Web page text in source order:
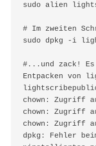
sudo alien
# Im zweiten
sudo dpkg -i
#...und zack! Es
Entpacken von
chown: Zugriff
chown: Zugriff
chown: Zugriff
dpkg: Fehler